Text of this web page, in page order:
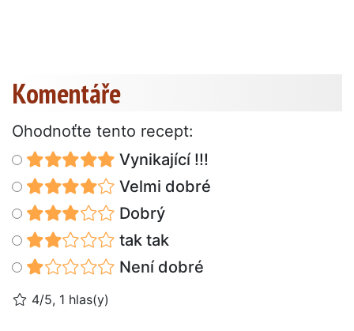
Komentáře
Ohodnoťte tento recept:
Vynikající !!!
Velmi dobré
Dobrý
tak tak
Není dobré
4/5, 1 hlas(y)